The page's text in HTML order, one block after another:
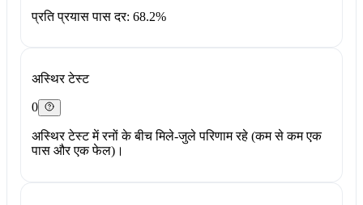
प्रति प्रयास पास दर: 68.2%
अस्थिर टेस्ट
0
अस्थिर टेस्ट में रनों के बीच मिले-जुले परिणाम रहे (कम से कम एक
पास और एक फेल)।